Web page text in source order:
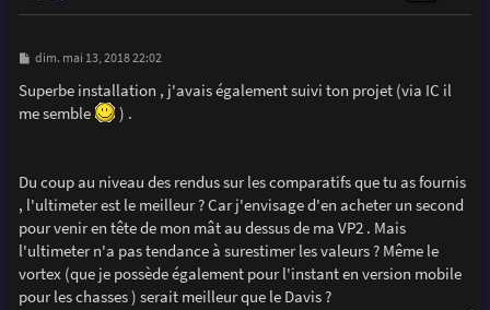
M
s
s
a
dim. mai 13, 2018 22:02
Superbe installation , j'avais également suivi ton projet (via IC il
me semble
) .
Du coup au niveau des rendus sur les comparatifs que tu as fournis
, l'ultimeter est le meilleur ? Car j'envisage d'en acheter un second
pour venir en tête de mon mât au dessus de ma VP2 . Mais
l'ultimeter n'a pas tendance à surestimer les valeurs ? Même le
vortex (que je possède également pour l'instant en version mobile
pour les chasses ) serait meilleur que le Davis ?